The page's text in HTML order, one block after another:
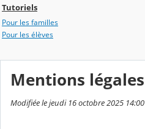
Tutoriels
Pour les familles
Pour les élèves
Mentions légales
Modifiée le jeudi 16 octobre 2025 14:00